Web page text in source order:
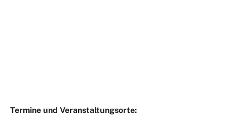
Termine und Veranstaltungsorte: